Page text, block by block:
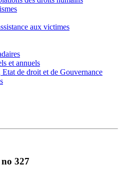
aux victimes
et annuels
de droit et de Gouvernance
327